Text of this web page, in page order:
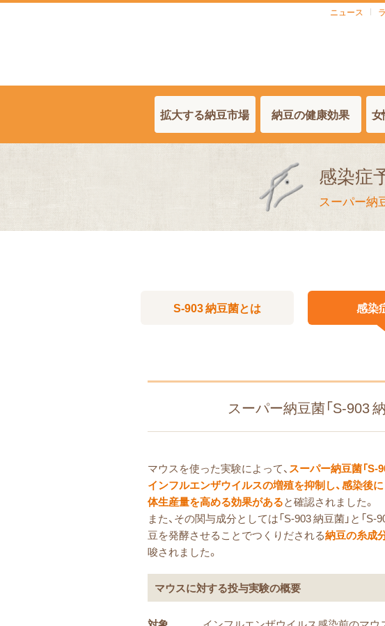
ニュース
拡大する納豆市場 納豆の健康効果 女
感染症
スーパー納
S-903 納豆菌とは 感染
スーパー納豆菌「S-903
マウスを使った実験によって、スーパー納豆菌「S-
インフルエンザウイルスの増殖を抑制し、感染後
体生産量を高める効果があると確認されました。
また、その関与成分としては「S-903 納豆菌」と「S-
豆を発酵させることでつくりだされる納豆の糸成
唆されました。
マウスに対する投与実験の概要